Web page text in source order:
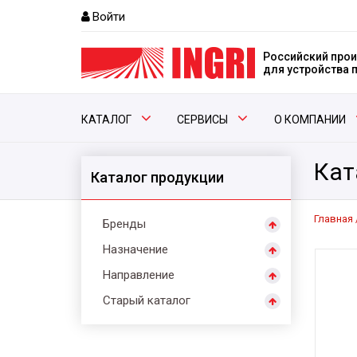
Войти
Российский
для
КАТАЛОГ СЕРВИСЫ О КОМПАНИИ
Каталог продукции
Бренды
Назначение
Направление
Старый каталог
Главная